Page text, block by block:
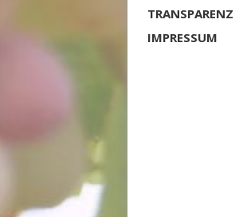
TRANSPARENZ
IMPRESSUM